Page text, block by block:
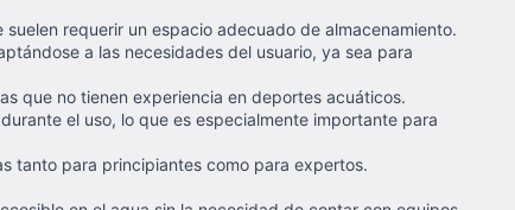
requerir un espacio adecuado de almacenamiento.
a las necesidades del usuario, ya sea para
que no tienen experiencia en deportes acuáticos.
el uso, lo que es especialmente importante para
tanto para principiantes como para expertos.